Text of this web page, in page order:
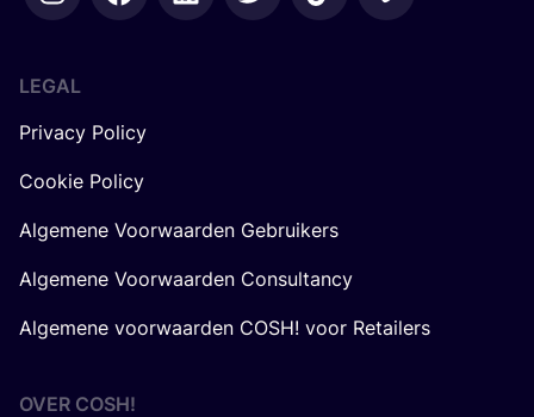
LEGAL
Privacy Policy
Cookie Policy
Algemene Voorwaarden Gebruikers
Algemene Voorwaarden Consultancy
Algemene voorwaarden COSH! voor Retailers
OVER COSH!